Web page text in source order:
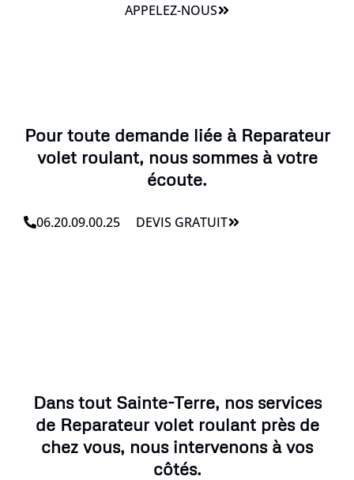
APPELEZ-NOUS
Pour toute demande liée à Reparateur
volet roulant, nous sommes à votre
écoute.
06.20.09.00.25 DEVIS GRATUIT
Dans tout Sainte-Terre, nos services
de Reparateur volet roulant près de
chez vous, nous intervenons à vos
côtés.